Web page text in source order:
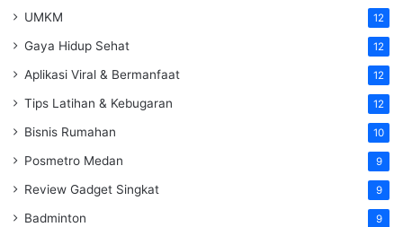
UMKM 12
Gaya Hidup Sehat 12
Aplikasi Viral & Bermanfaat 12
Tips Latihan & Kebugaran 12
Bisnis Rumahan 10
Posmetro Medan 9
Review Gadget Singkat 9
Badminton 9